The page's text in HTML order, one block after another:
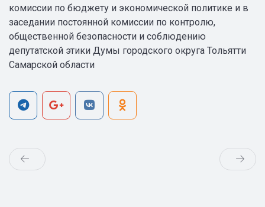
комиссии по бюджету и экономической политике и в
заседании постоянной комиссии по контролю,
общественной безопасности и соблюдению
депутатской этики Думы городского округа Тольятти
Самарской области